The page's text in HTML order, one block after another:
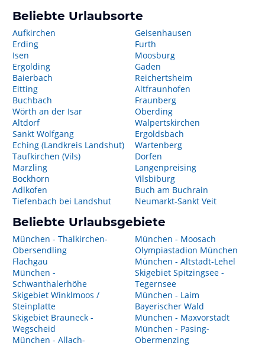
Beliebte Urlaubsorte
Aufkirchen
Erding
Isen
Ergolding
Baierbach
Eitting
Buchbach
Wörth an der Isar
Altdorf
Sankt Wolfgang
Eching (Landkreis Landshut)
Taufkirchen (Vils)
Marzling
Bockhorn
Adlkofen
Tiefenbach bei Landshut
Geisenhausen
Furth
Moosburg
Gaden
Reichertsheim
Altfraunhofen
Fraunberg
Oberding
Walpertskirchen
Ergoldsbach
Wartenberg
Dorfen
Langenpreising
Vilsbiburg
Buch am Buchrain
Neumarkt-Sankt Veit
Beliebte Urlaubsgebiete
München - Thalkirchen-
Obersendling
Flachgau
München -
Schwanthalerhöhe
Skigebiet Winklmoos /
Steinplatte
Skigebiet Brauneck -
Wegscheid
München - Allach-
München - Moosach
Olympiastadion München
München - Altstadt-Lehel
Skigebiet Spitzingsee -
Tegernsee
München - Laim
Bayerischer Wald
München - Maxvorstadt
München - Pasing-
Obermenzing